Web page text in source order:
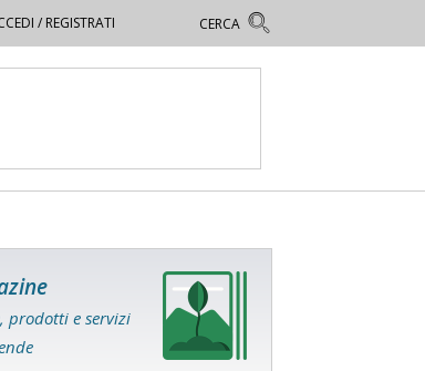
/ REGISTRATI
prodotti e servizi